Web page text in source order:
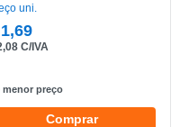
uni.
1,69
C/IVA
menor preço
Comprar